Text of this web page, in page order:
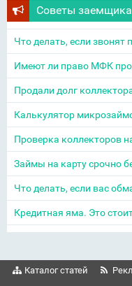
Советы
Что делать, если звонят
Имеют ли право МФК
Продали долг
Калькулятор
Проверка коллекторов
Займы на карту срочно
Что делать, если вас
Кредитная яма. Это
Каталог статей